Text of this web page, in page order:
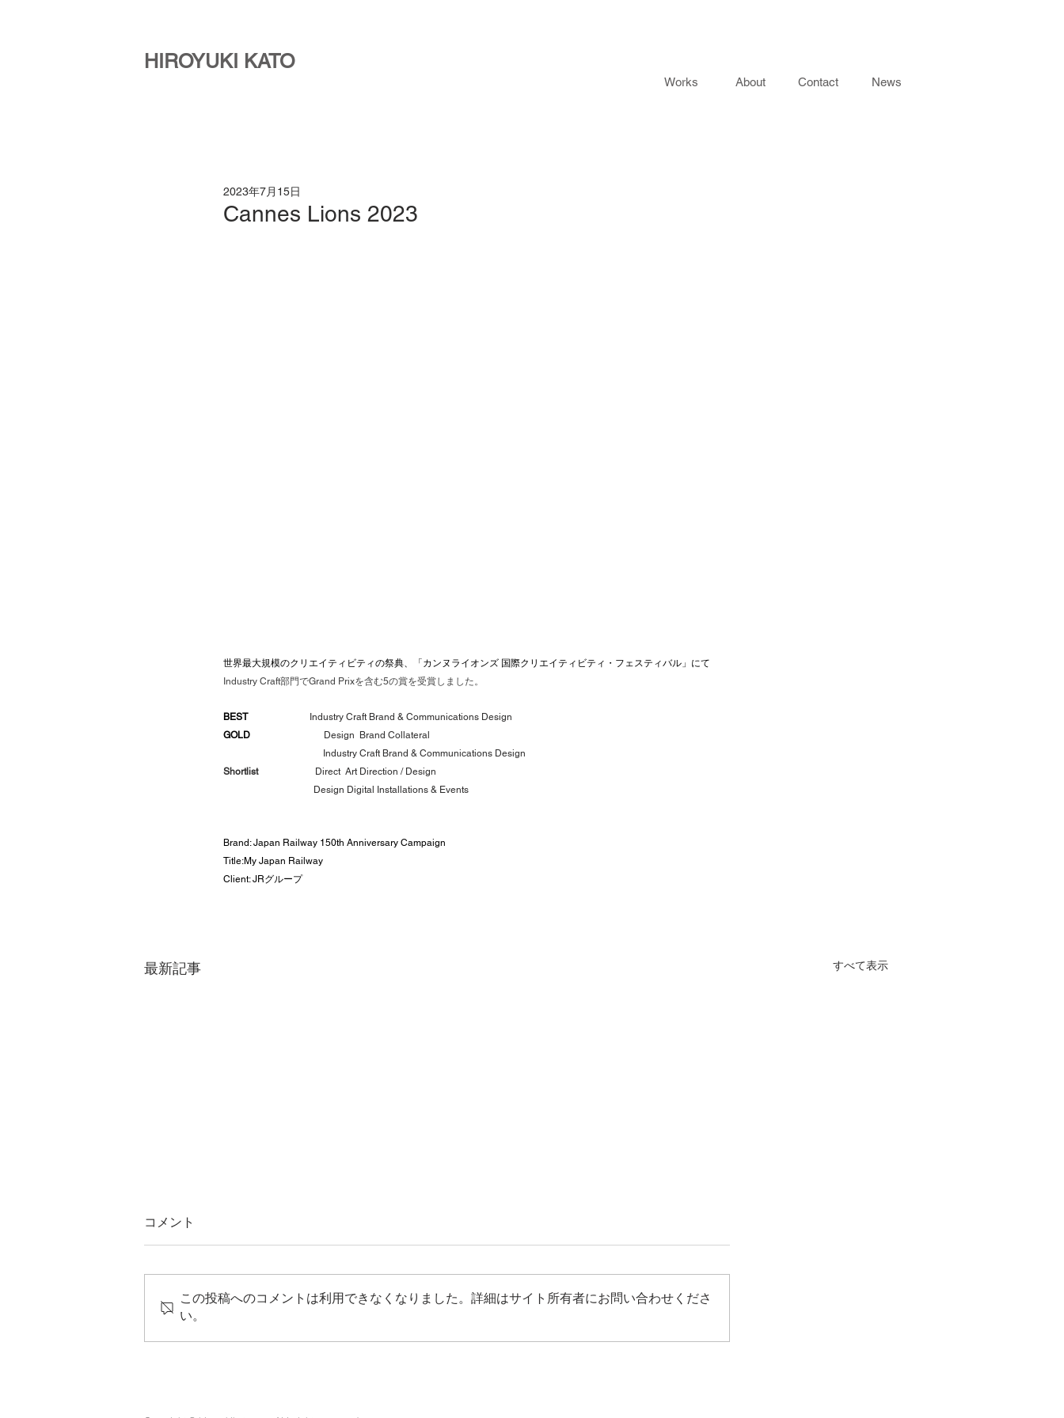
HIROYUKI KATO
Works About Contact News
Cannes Lions 2023
2023年7月15日
世界最大規模のクリエイティビティの祭典、「カンヌライオンズ 国際クリエイティビティ・フェスティバル」にて
Industry Craft部門でGrand Prixを含む5の賞を受賞しました。
BEST Industry Craft Brand & Communications Design
GOLD
Design  Brand Collateral
Industry Craft Brand & Communications Design
Shortlist
Direct  Art Direction / Design
Design Digital Installations & Events
Brand: Japan Railway 150th Anniversary Campaign
Title:My Japan Railway
Client: JRグループ
最新記事 すべて表示
Cannes Lions 2025 Cresta Award 2024 Gerety Award 2024
コメント
この投稿へのコメントは利用できなくなりました。詳細はサイト所有者にお問い合わせくださ
い。